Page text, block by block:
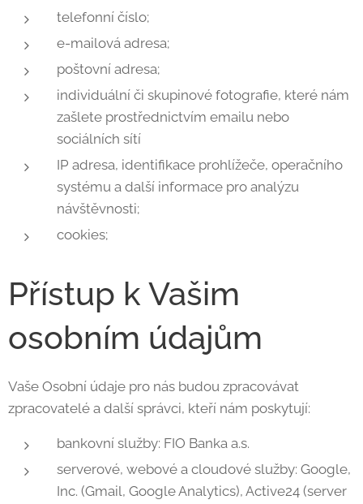
telefonní číslo;
e-mailová adresa;
poštovní adresa;
individuální či skupinové fotografie, které nám
zašlete prostřednictvím emailu nebo
sociálních sítí
IP adresa, identifikace prohlížeče, operačního
systému a další informace pro analýzu
návštěvnosti;
cookies;
Přístup k Vašim
osobním údajům
Vaše Osobní údaje pro nás budou zpracovávat
zpracovatelé a další správci, kteří nám poskytují:
bankovní služby: FIO Banka a.s.
serverové, webové a cloudové služby: Google,
Inc. (Gmail, Google Analytics), Active24 (server